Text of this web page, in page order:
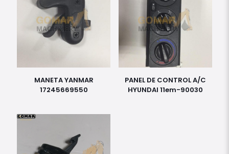
MANETA YANMAR
17245669550
PANEL DE CONTROL A/C
HYUNDAI 11em-90030